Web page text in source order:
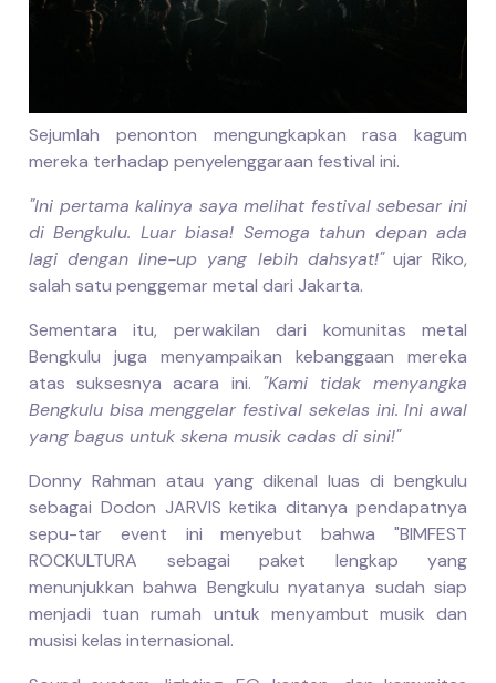
Sejumlah penonton mengungkapkan rasa kagum
mereka terhadap penyelenggaraan festival ini.
"Ini pertama kalinya saya melihat festival sebesar ini
di Bengkulu. Luar biasa! Semoga tahun depan ada
lagi dengan line-up yang lebih dahsyat!"ujar Riko,
salah satu penggemar metal dari Jakarta.
Sementara itu, perwakilan dari komunitas metal
Bengkulu juga menyampaikan kebanggaan mereka
atas suksesnya acara ini. "Kami tidak menyangka
Bengkulu bisa menggelar festival sekelas ini. Ini awal
yang bagus untuk skena musik cadas di sini!"
Donny Rahman atau yang dikenal luas di bengkulu
sebagai Dodon JARVIS ketika ditanya pendapatnya
sepu-tar event ini menyebut bahwa "BIMFEST
ROCKULTURA sebagai paket lengkap yang
menunjukkan bahwa Bengkulu nyatanya sudah siap
menjadi tuan rumah untuk menyambut musik dan
musisi kelas internasional.